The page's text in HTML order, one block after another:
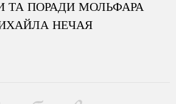
ТА ПОРАДИ МОЛЬФАРА
НЕЧАЯ